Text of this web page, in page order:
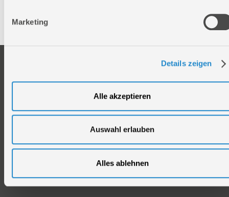
Marketing
Details zeigen
Alle akzeptieren
Auswahl erlauben
Alles ablehnen
Telefax: +49 (0)7904-70051999
Händlersuche
Servicepartner-International
Autorisierter Internetpartner
Reparaturauftrag/Reklamation
Rückgabe gekaufter Artikel